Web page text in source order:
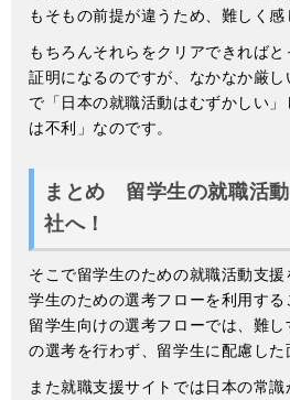
もそもの前提が違うため、難しく感
もちろんそれらをクリアできれば
証明になるのですが、なかなか厳
で「日本の就職活動はむずかしい
は不利」なのです。
まとめ 留学生の就職活
社へ！
そこで留学生のための就職活動支
学生のための選考フローを利用する
留学生向けの選考フローでは、難
の選考を行わず、留学生に配慮した
また就職支援サイトでは日本の常